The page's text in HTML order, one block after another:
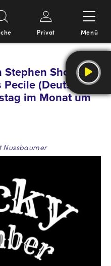
Privat Menü
Stephen Shortall
(Deutsch).
im Monat um
Nussbaumer